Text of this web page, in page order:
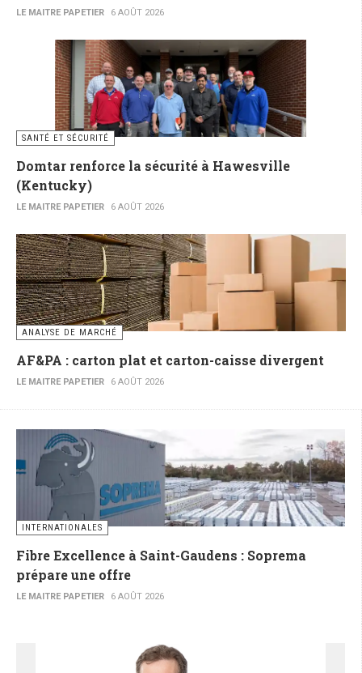
LE MAITRE PAPETIER 6 AOÛT 2026
SANTÉ ET SÉCURITÉ
Domtar renforce la sécurité à Hawesville
(Kentucky)
LE MAITRE PAPETIER 6 AOÛT 2026
ANALYSE DE MARCHÉ
AF&PA : carton plat et carton-caisse divergent
LE MAITRE PAPETIER 6 AOÛT 2026
INTERNATIONALES
Fibre Excellence à Saint-Gaudens : Soprema
prépare une offre
LE MAITRE PAPETIER 6 AOÛT 2026